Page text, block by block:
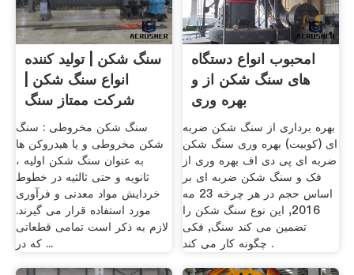
سنگ شکن | تولید کننده
انواع سنگ شکن |
شرکت ممتاز سنگ
شکن
سنگ شکن مخروطی : سنگ
شکن مخروطی و یا هیدروکن ها
به عنوان سنگ شکن اولیه ،
ثانویه و حتی ثالثیه در خطوط
خردایش مواد معدنی و فرآوری
مورد استفاده قرار می گیرند.
لازم به ذکر است تمامی قطعاتی
که در ...
امحبوب انواع دستگاه
های سنگ شکن از و
بهره وری
بهره برداری از سنگ شکن ضربه
ای (کوبیت) بهره وری سنگ شکن
ضربه ای پی دی اف بهره وری از
فک و سنگ شکن ضربه ای بر
اساس حجم در هر چرخه 23 مه
2016, این نوع سنگ شکن را
تضمین می کند سنگ, فکی
چگونه کار می کند .